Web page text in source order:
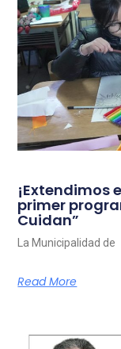
¡Extendimos
primer
Cuidan”
La Municipalidad de
Read More